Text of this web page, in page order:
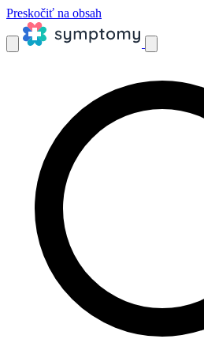
Preskočiť na obsah